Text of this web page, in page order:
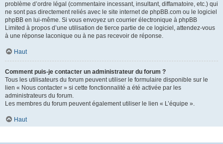
problème d’ordre légal (commentaire incessant, insultant, diffamatoire, etc.) qui
ne sont pas directement reliés avec le site internet de phpBB.com ou le logiciel
phpBB en lui-même. Si vous envoyez un courrier électronique à phpBB
Limited à propos d’une utilisation de tierce partie de ce logiciel, attendez-vous
à une réponse laconique ou à ne pas recevoir de réponse.
Haut
Comment puis-je contacter un administrateur du forum ?
Tous les utilisateurs du forum peuvent utiliser le formulaire disponible sur le
lien « Nous contacter » si cette fonctionnalité a été activée par les
administrateurs du forum.
Les membres du forum peuvent également utiliser le lien « L’équipe ».
Haut